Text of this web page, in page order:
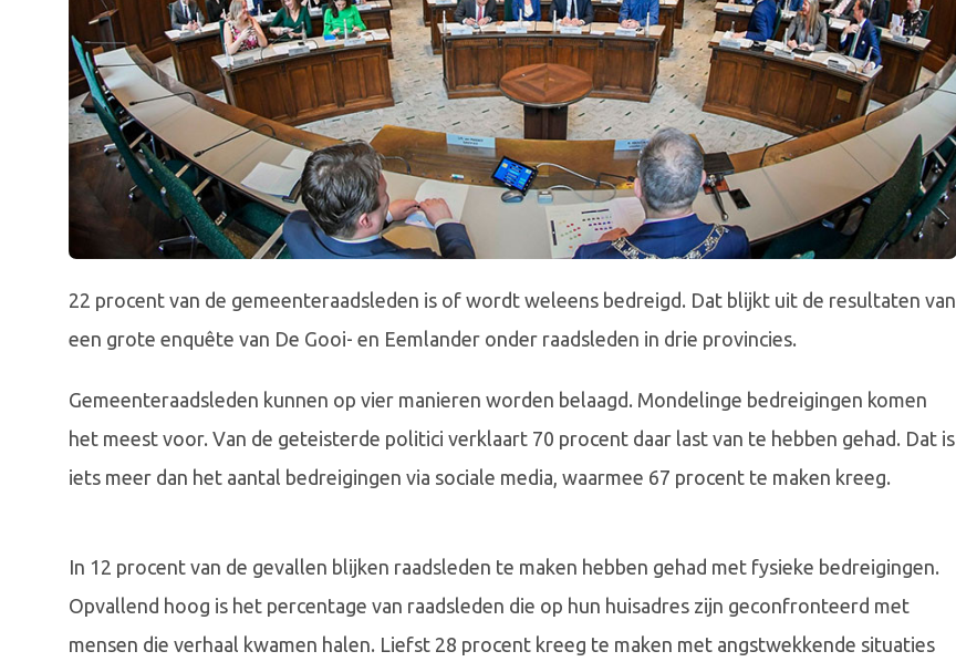
22 procent van de gemeenteraadsleden is of wordt weleens bedreigd. Dat blijkt uit de resultaten van
een grote enquête van De Gooi- en Eemlander onder raadsleden in drie provincies.
Gemeenteraadsleden kunnen op vier manieren worden belaagd. Mondelinge bedreigingen komen
het meest voor. Van de geteisterde politici verklaart 70 procent daar last van te hebben gehad. Dat is
iets meer dan het aantal bedreigingen via sociale media, waarmee 67 procent te maken kreeg.
In 12 procent van de gevallen blijken raadsleden te maken hebben gehad met fysieke bedreigingen.
Opvallend hoog is het percentage van raadsleden die op hun huisadres zijn geconfronteerd met
mensen die verhaal kwamen halen. Liefst 28 procent kreeg te maken met angstwekkende situaties